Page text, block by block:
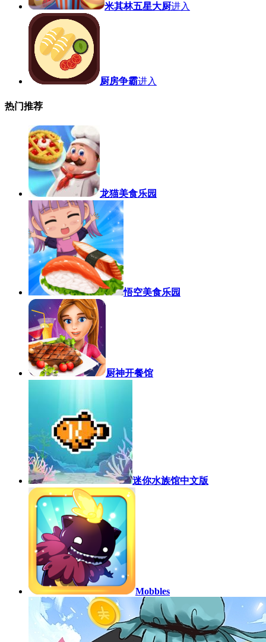
米其林五星大厨进入
厨房争霸进入
热门推荐
龙猫美食乐园
悟空美食乐园
厨神开餐馆
迷你水族馆中文版
Mobbles